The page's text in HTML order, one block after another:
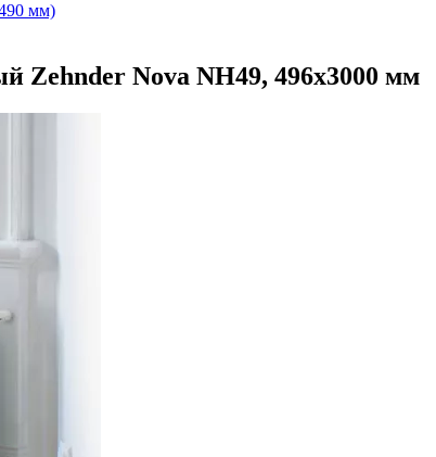
мм)
Zehnder Nova NH49, 496х3000 мм